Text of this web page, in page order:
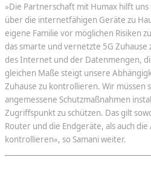
»Die Partnerschaft mit Humax hilft
über die internetfähigen Geräte zu
eigene Familie vor möglichen Risiken
das smarte und vernetzte 5G
des Internet und der Datenmengen,
gleichen Maße steigt unsere
Zuhause zu kontrollieren. Wir müssen
angemessene Schutzmaßnahmen
Zugriffspunkt zu schützen. Das gilt
Router und die Endgeräte, als auch
kontrollieren«, so Samani weiter.